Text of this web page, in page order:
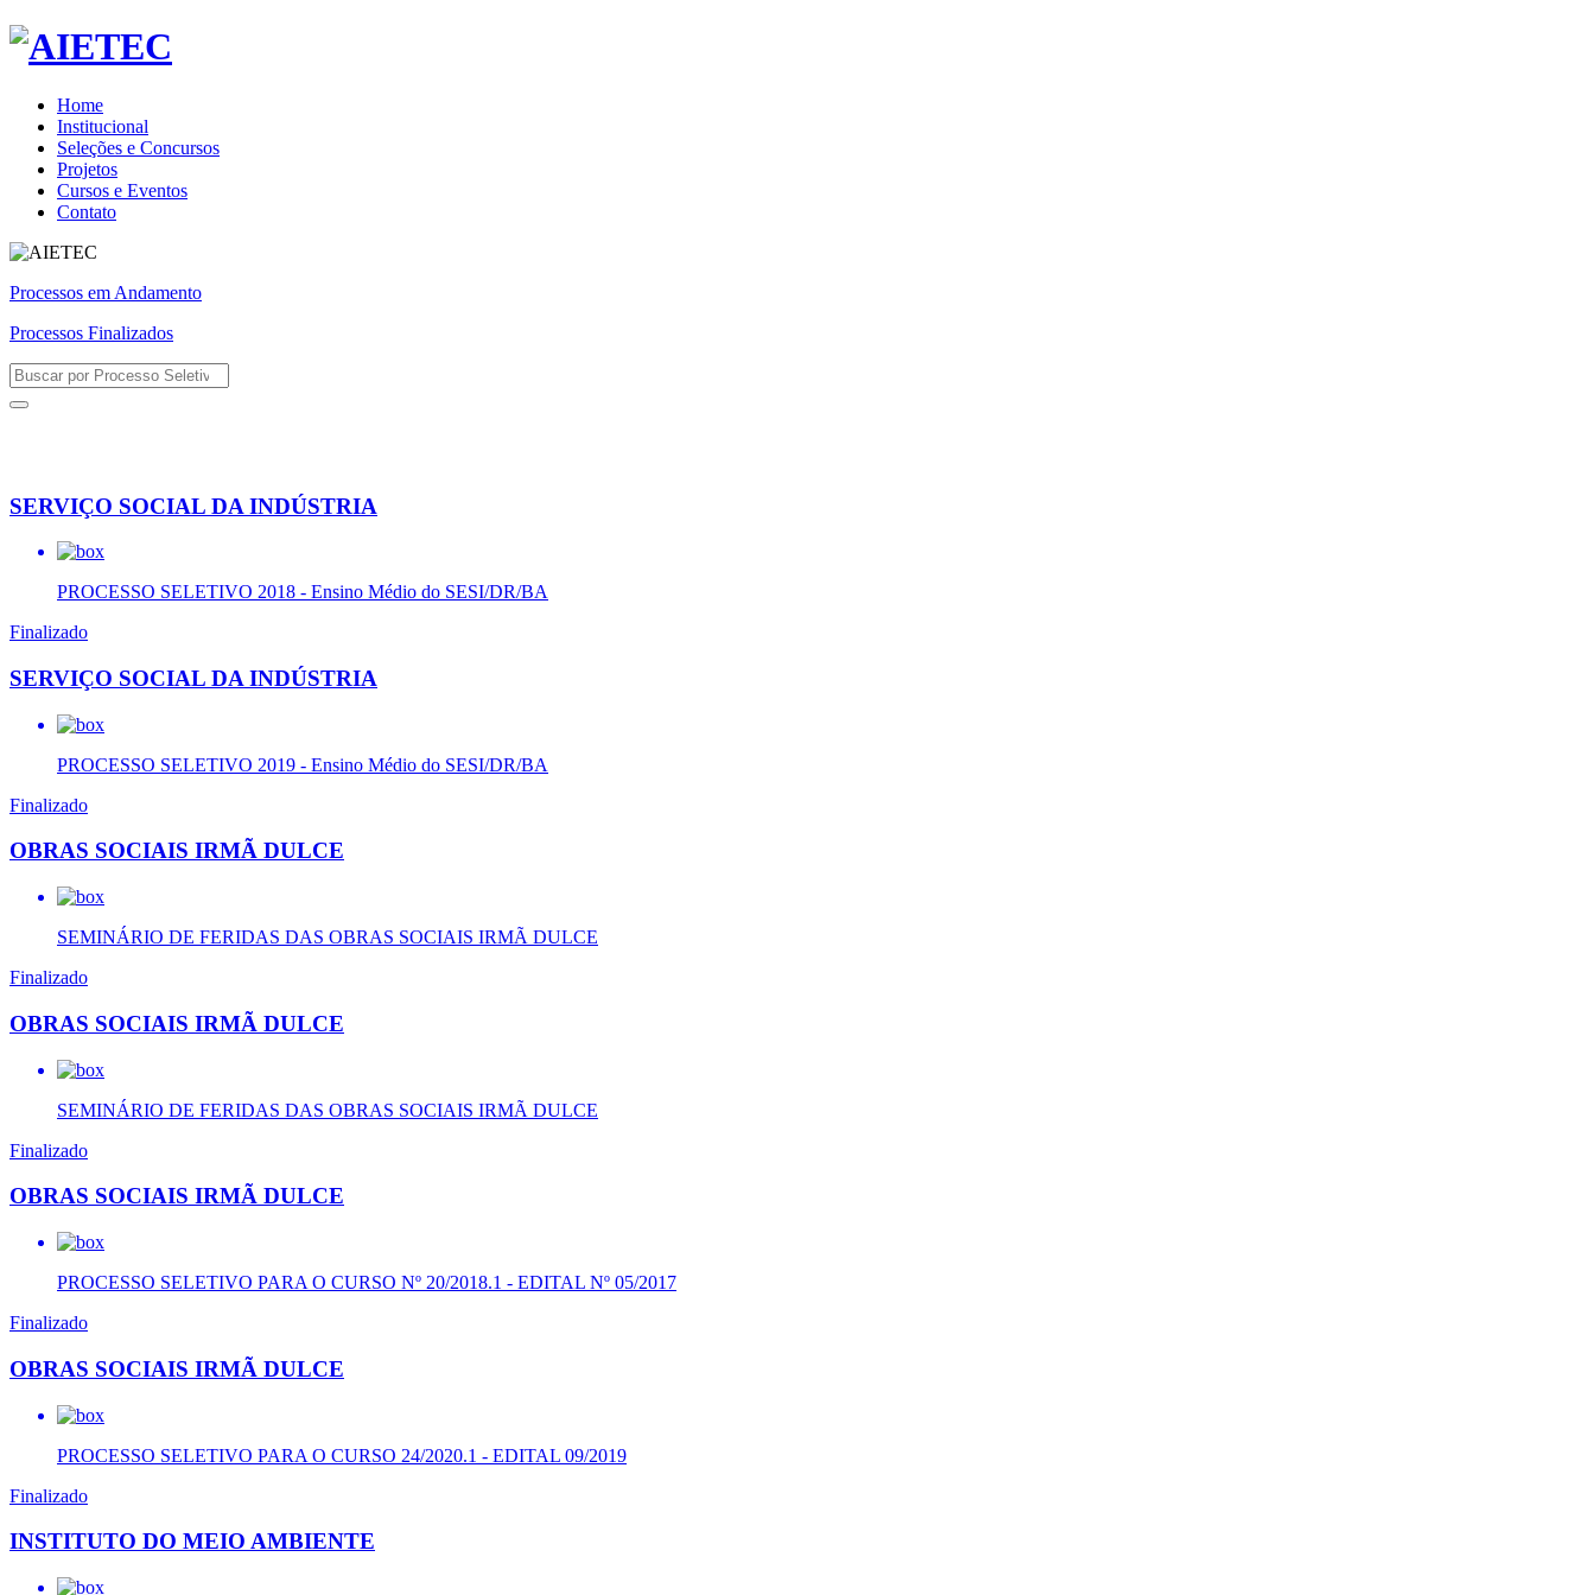
Home
Institucional
Seleções e Concursos
Projetos
Cursos e Eventos
Contato
Processos em Andamento
Processos Finalizados
SERVIÇO SOCIAL DA INDÚSTRIA
PROCESSO SELETIVO 2018 - Ensino Médio do SESI/DR/BA
Finalizado
SERVIÇO SOCIAL DA INDÚSTRIA
PROCESSO SELETIVO 2019 - Ensino Médio do SESI/DR/BA
Finalizado
OBRAS SOCIAIS IRMÃ DULCE
SEMINÁRIO DE FERIDAS DAS OBRAS SOCIAIS IRMÃ DULCE
Finalizado
OBRAS SOCIAIS IRMÃ DULCE
SEMINÁRIO DE FERIDAS DAS OBRAS SOCIAIS IRMÃ DULCE
Finalizado
OBRAS SOCIAIS IRMÃ DULCE
PROCESSO SELETIVO PARA O CURSO Nº 20/2018.1 - EDITAL Nº 05/2017
Finalizado
OBRAS SOCIAIS IRMÃ DULCE
PROCESSO SELETIVO PARA O CURSO 24/2020.1 - EDITAL 09/2019
Finalizado
INSTITUTO DO MEIO AMBIENTE